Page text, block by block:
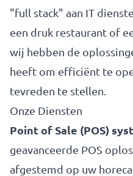
"full stack" aan IT
een druk restaurant of
wij hebben de
heeft om efficiënt te
tevreden te stellen.
Onze Diensten
Point of Sale (POS)
geavanceerde POS
afgestemd op uw